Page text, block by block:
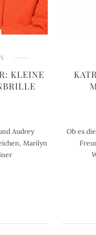
KLEINE
Audrey
Marilyn
Ob es